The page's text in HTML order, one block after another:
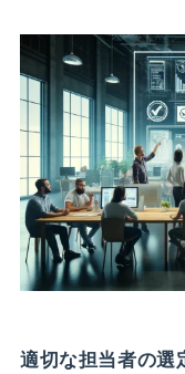
適切な担当者の選